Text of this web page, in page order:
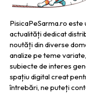
PisicaPeSarma.ro este
actualități dedicat
noutăți din diverse
analize pe teme
subiecte de interes
spațiu digital creat
întrebări, ne puteți